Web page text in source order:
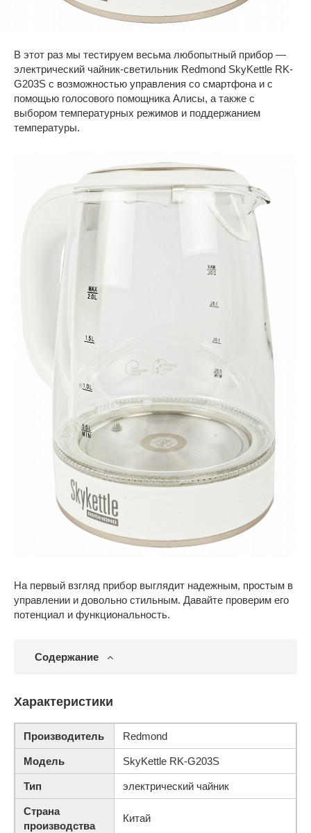
В этот раз мы тестируем весьма любопытный прибор —
электрический чайник-светильник Redmond SkyKettle RK-
G203S с возможностью управления со смартфона и с
помощью голосового помощника Алисы, а также с
выбором температурных режимов и поддержанием
температуры.
На первый взгляд прибор выглядит надежным, простым в
управлении и довольно стильным. Давайте проверим его
потенциал и функциональность.
Содержание
Характеристики
Производитель Redmond
Модель SkyKettle RK-G203S
Тип электрический чайник
Страна
производства
Китай